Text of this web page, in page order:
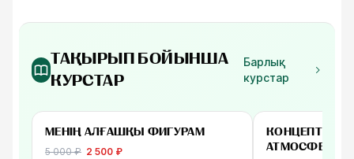
ТАҚЫРЫП БОЙЫНША
КУРСТАР
Барлық
курстар
бастап 2 500 ₽
МЕНІҢ АЛҒАШҚЫ ФИГУРАМ
5 000 ₽ 2 500 ₽
бастап 3 900 ₽
КОНЦЕПТ
АТМОСФЕРА